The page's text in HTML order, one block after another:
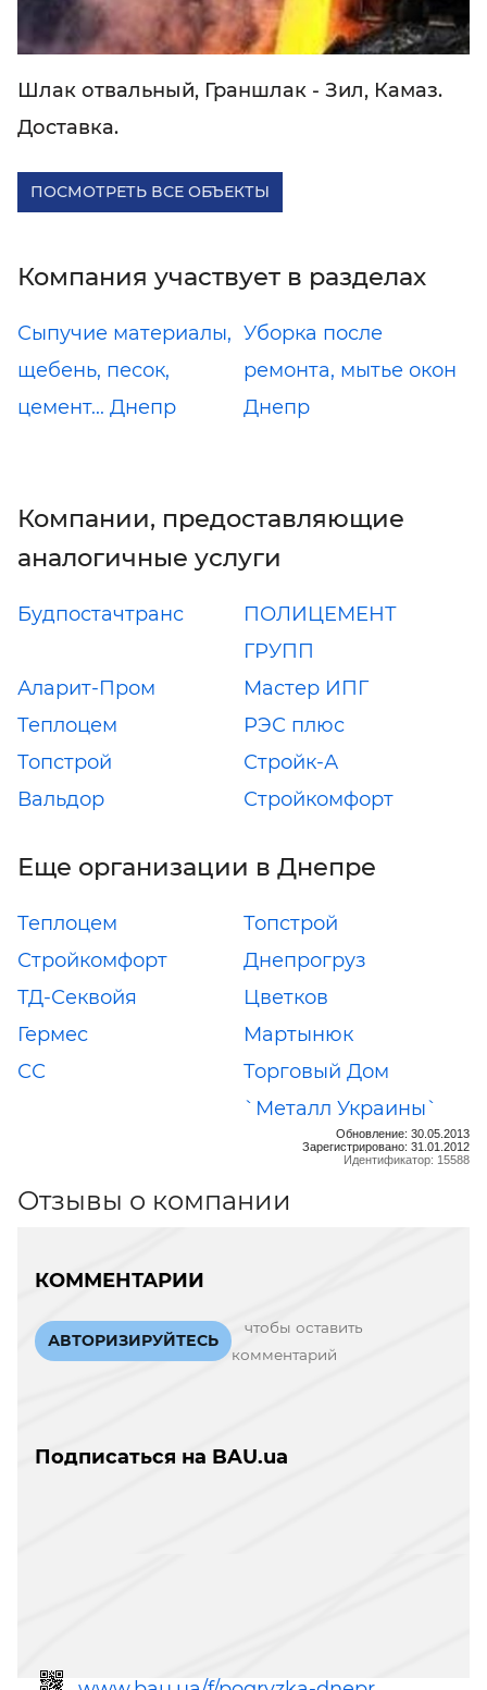
Шлак отвальный, Граншлак - Зил, Камаз.
Доставка.
ПОСМОТРЕТЬ ВСЕ ОБЪЕКТЫ
Компания участвует в разделах
Сыпучие материалы,
щебень, песок,
цемент... Днепр
Уборка после
ремонта, мытье окон
Днепр
Компании, предоставляющие
аналогичные услуги
Будпостачтранс
ПОЛИЦЕМЕНТ
ГРУПП
Аларит-Пром
Мастер ИПГ
Теплоцем
РЭС плюс
Топстрой
Стройк-А
Вальдор
Стройкомфорт
Еще организации в Днепре
Теплоцем
Топстрой
Стройкомфорт
Днепрогруз
ТД-Секвойя
Цветков
Гермес
Мартынюк
СС
Торговый Дом
`Металл Украины`
Обновление: 30.05.2013
Зарегистрировано: 31.01.2012
Идентификатор: 15588
Отзывы о компании
КОММЕНТАРИИ
АВТОРИЗИРУЙТЕСЬ
чтобы оставить
комментарий
Подписаться на BAU.ua